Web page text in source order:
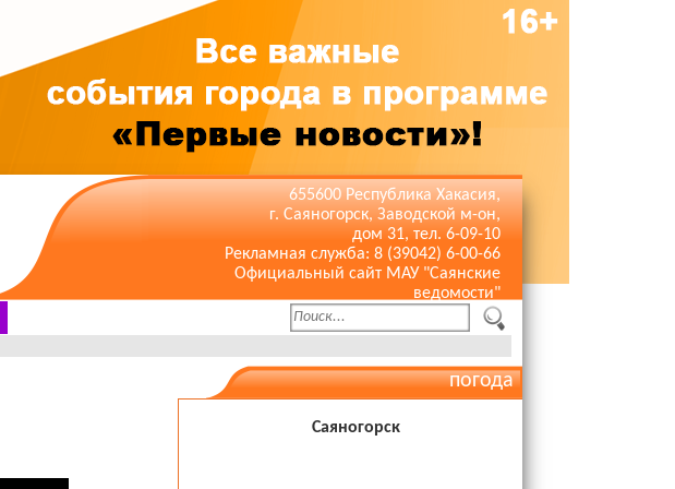
655600 Республика Хакасия,
г. Саяногорск, Заводской м-он,
дом 31, тел. 6-09-10
Рекламная служба: 8 (39042) 6-00-66
Официальный сайт МАУ "Саянские
ведомости"
погода
Саяногорск